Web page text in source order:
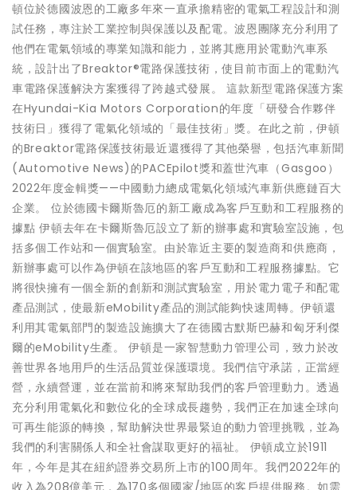
頓位於德國波恩的工廠多年來一直承擔精密的電氣工程設計和測
試任務，專注於工業控制與保護以及配電。波恩團隊充分利用了
他們在電氣領域的專業知識和能力，並將其應用於電動汽車系
統，設計出了Breaktor®電路保護技術，使目前市面上的電動汽
車電路保護解決方案獲得了跨越式發展。 這款新型電路保護方案
在Hyundai-Kia Motors Corporation的年度「研發合作夥伴
技術日」獲得了電氣化領域的「最佳技術」獎。在此之前，伊頓
的Breaktor電路保護技術最近還獲得了其他榮譽，包括汽車新聞
(Automotive News)的PACEpilot獎和蓋世汽車（Gasgoo）
2022年度金輯獎——中國動力總成電氣化領域汽車新供應鏈百大
企業。 位於德國卡爾斯魯厄的新工廠成為客戶互動和工程服務的
據點 伊頓去年在卡爾斯魯厄設立了新的辦事處和實驗室設施，包
括多個工作站和一個實驗室。由於靠近主要的製造商和供應商，
新辦事處可以作為伊頓在該地區的客戶互動和工程服務據點。它
將很快擁有一個全新的創新和測試實驗室，用於電力電子和配電
產品測試，使最新eMobility產品的測試能夠快速周轉。伊頓還
利用其電氣部門的製造設施擴大了在德國古默斯巴赫和匈牙利傑
爾的eMobility生產。 伊頓是一家智慧動力管理公司，致力於改
善世界各地用戶的生活品質並保護環境。我們信守承諾，正當經
營，永續營運，並在當前和將來幫助我們的客戶管理動力。透過
充分利用電氣化和數位化的全球成長趨勢，我們正在加速全球向
可再生能源的轉換，幫助解決世界最緊迫的動力管理挑戰，並為
我們的利害關係人和全社會謀取更好的福祉。 伊頓成立於1911
年，今年是其在紐約證券交易所上市的100周年。我們2022年的
收入為208億美元，為170多個國家/地區的客戶提供服務。如需